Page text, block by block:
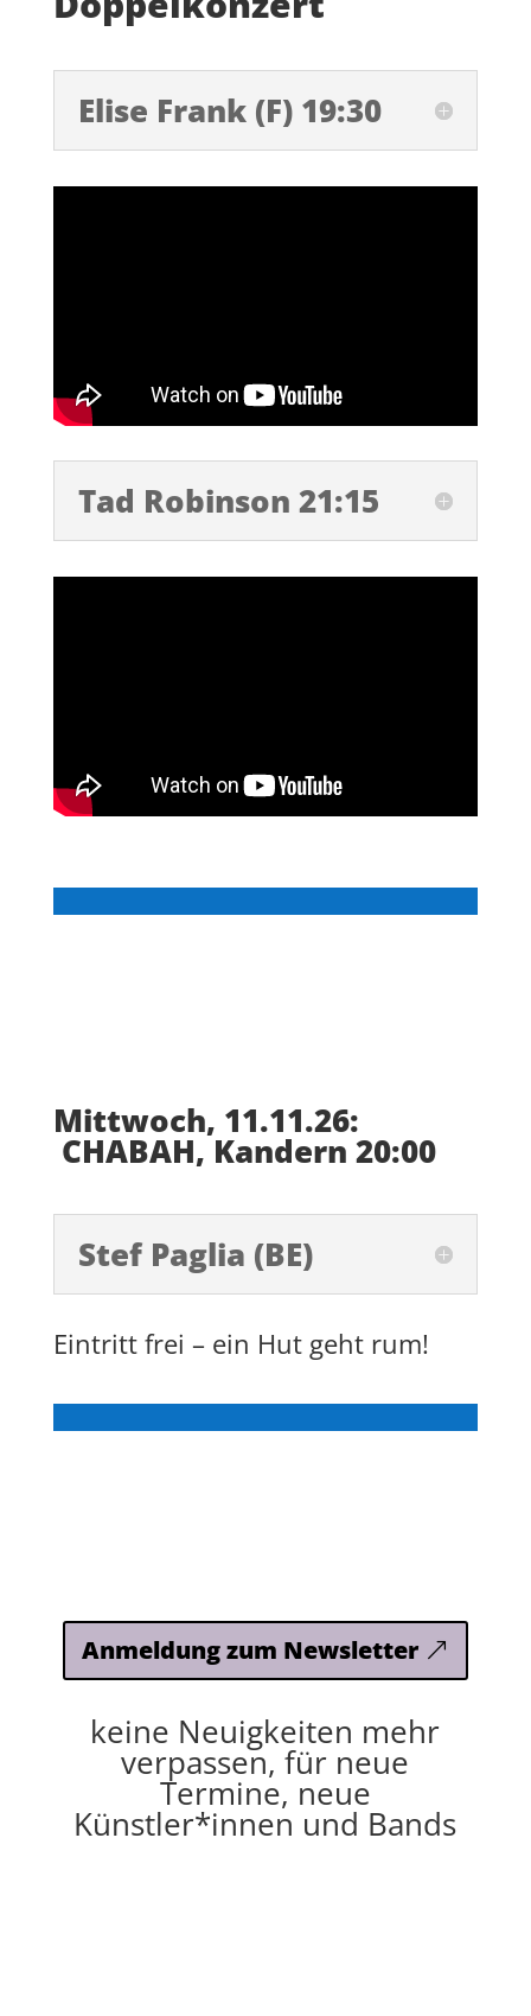
Elise Frank (F) 19:30
Tad Robinson 21:15
Mittwoch, 11.11.26:
CHABAH, Kandern 20:00
Stef Paglia (BE)
Eintritt frei – ein Hut geht rum!
Anmeldung zum Newsletter
keine Neuigkeiten mehr
verpassen, für neue
Termine, neue
Künstler*innen und Bands